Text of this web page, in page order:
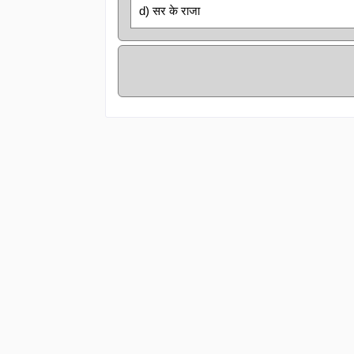
d) सर के राजा